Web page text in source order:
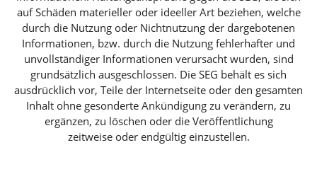
auf Schäden materieller oder ideeller Art beziehen, welche
durch die Nutzung oder Nichtnutzung der dargebotenen
Informationen, bzw. durch die Nutzung fehlerhafter und
unvollständiger Informationen verursacht wurden, sind
grundsätzlich ausgeschlossen. Die SEG behält es sich
ausdrücklich vor, Teile der Internetseite oder den gesamten
Inhalt ohne gesonderte Ankündigung zu verändern, zu
ergänzen, zu löschen oder die Veröffentlichung
zeitweise oder endgültig einzustellen.